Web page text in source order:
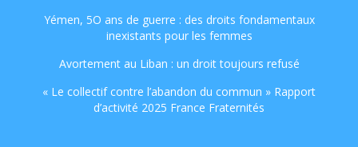
Yémen, 5O ans de guerre : des droits fondamentaux
inexistants pour les femmes
Avortement au Liban : un droit toujours refusé
« Le collectif contre l’abandon du commun » Rapport
d’activité 2025 France Fraternités